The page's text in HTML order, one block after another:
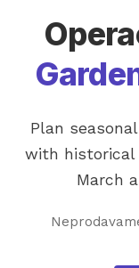
Plan
with historical
March